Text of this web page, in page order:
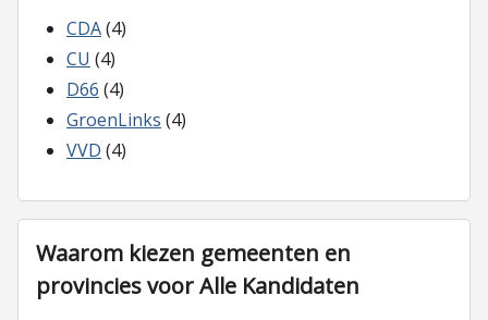
CDA(4)
CU (4)
D66 (4)
GroenLinks (4)
VVD (4)
Waarom kiezen gemeenten en
provincies voor Alle Kandidaten